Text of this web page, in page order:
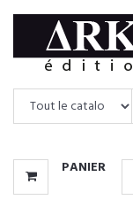
PANIER
CATALOGUE
MENU